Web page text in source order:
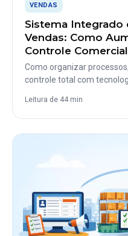
VENDAS
Sistema Integrado
Vendas: Como
Controle Comercial
Como organizar
controle total com
Leitura de 44 min